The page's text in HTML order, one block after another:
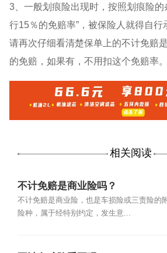
3、一般划痕险出现时，按照划痕险的
行15％的免赔率”，被保险人就得自行
请再次仔细看清楚保单上的不计免赔
的免赔，如果有，不用扣这个免赔率。
相关阅读
不计免赔是商业险吗？
不计免赔是商业险，也是车损险或三责险的
险种，属于经特别约定，发生意...